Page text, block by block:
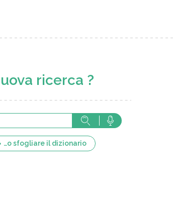
ricerca ?
…o sfogliare il dizionario